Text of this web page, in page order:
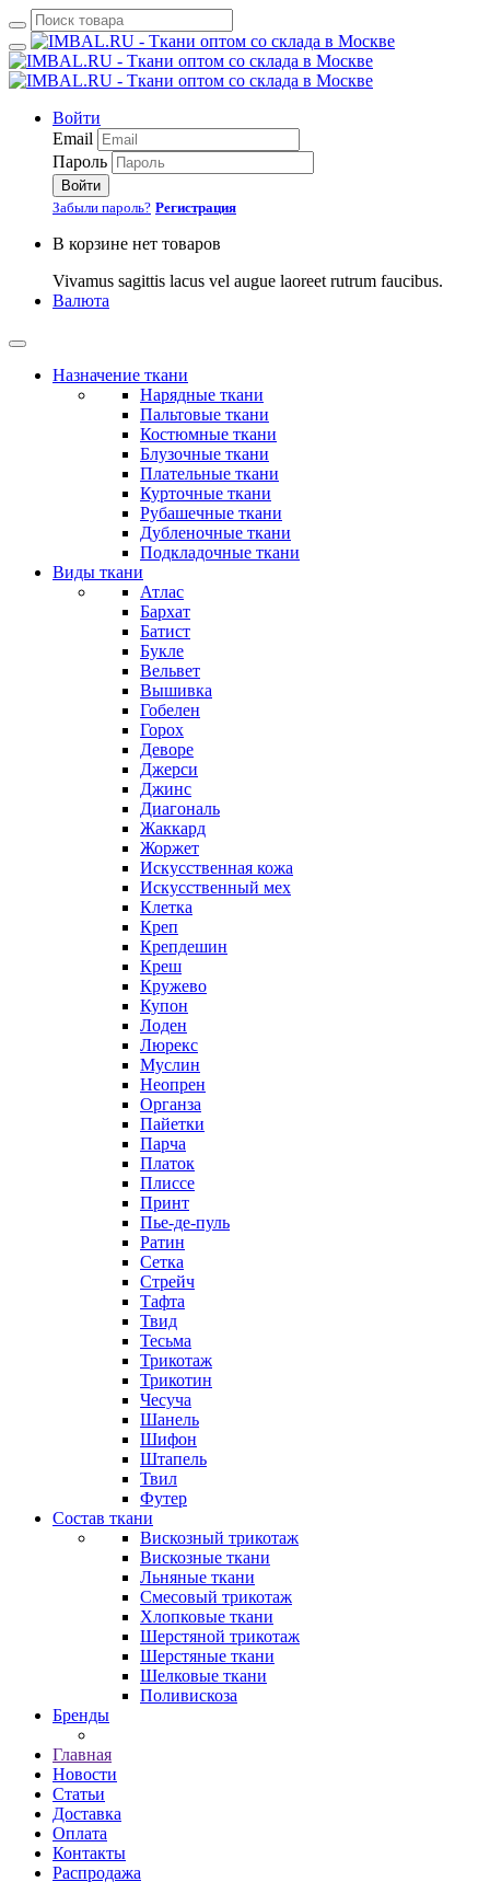
Войти
Email
Пароль
Войти
Забыли пароль? Регистрация
В корзине нет товаров
Vivamus sagittis lacus vel augue laoreet rutrum faucibus.
Валюта
Назначение ткани
Нарядные ткани
Пальтовые ткани
Костюмные ткани
Блузочные ткани
Плательные ткани
Курточные ткани
Рубашечные ткани
Дубленочные ткани
Подкладочные ткани
Виды ткани
Атлас
Бархат
Батист
Букле
Вельвет
Вышивка
Гобелен
Горох
Деворе
Джерси
Джинс
Диагональ
Жаккард
Жоржет
Искусственная кожа
Искусственный мех
Клетка
Креп
Крепдешин
Креш
Кружево
Купон
Лоден
Люрекс
Муслин
Неопрен
Органза
Пайетки
Парча
Платок
Плиссе
Принт
Пье-де-пуль
Ратин
Сетка
Стрейч
Тафта
Твид
Тесьма
Трикотаж
Трикотин
Чесуча
Шанель
Шифон
Штапель
Твил
Футер
Состав ткани
Вискозный трикотаж
Вискозные ткани
Льняные ткани
Смесовый трикотаж
Хлопковые ткани
Шерстяной трикотаж
Шерстяные ткани
Шелковые ткани
Поливискоза
Бренды
Главная
Новости
Статьи
Доставка
Оплата
Контакты
Распродажа